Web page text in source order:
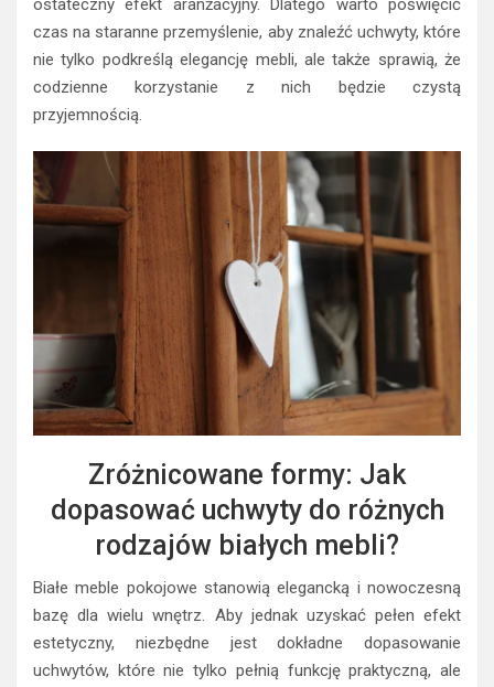
ostateczny efekt aranżacyjny. Dlatego warto poświęcić
czas na staranne przemyślenie, aby znaleźć uchwyty, które
nie tylko podkreślą elegancję mebli, ale także sprawią, że
codzienne korzystanie z nich będzie czystą
przyjemnością.
Zróżnicowane formy: Jak
dopasować uchwyty do różnych
rodzajów białych mebli?
Białe meble pokojowe stanowią elegancką i nowoczesną
bazę dla wielu wnętrz. Aby jednak uzyskać pełen efekt
estetyczny, niezbędne jest dokładne dopasowanie
uchwytów, które nie tylko pełnią funkcję praktyczną, ale